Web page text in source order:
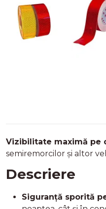
Vizibilitate maximă pe
semiremorcilor și altor
Descriere
Siguranță sporită